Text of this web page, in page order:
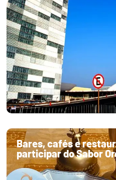
Bares, cafés e
participar do Sabor